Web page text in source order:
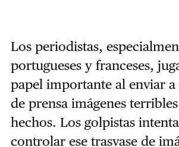
Los periodistas,
portugueses y franceses,
papel importante al enviar a
de prensa imágenes
hechos. Los golpistas
controlar ese trasvase de